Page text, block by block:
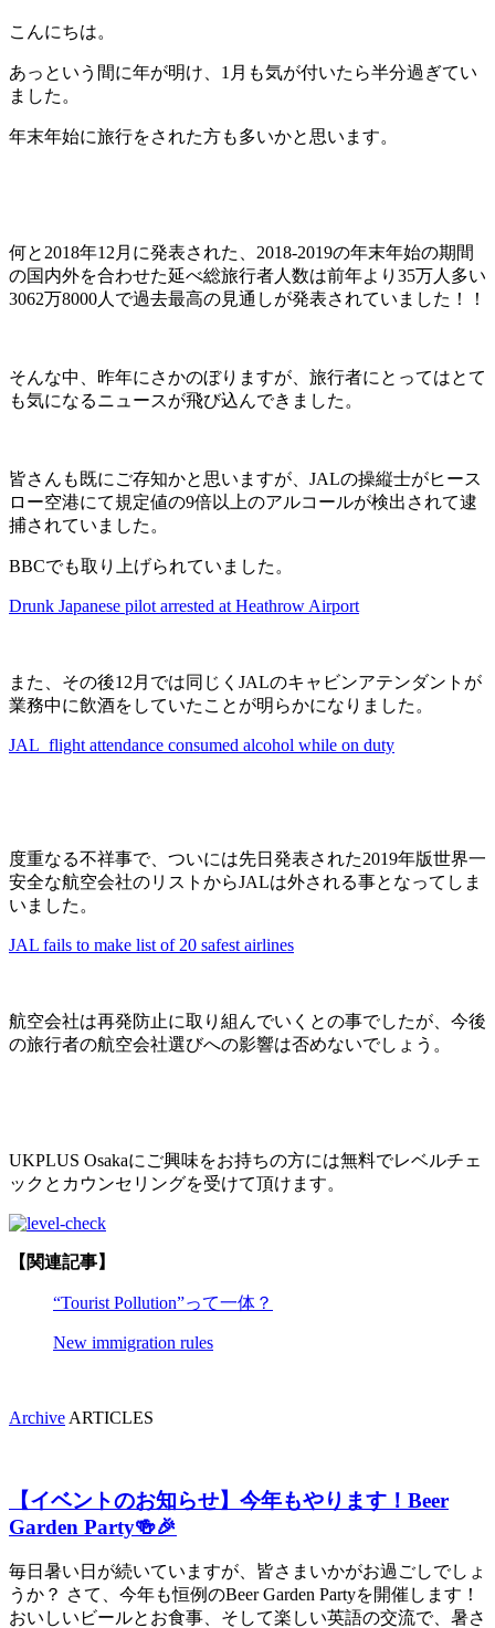
こんにちは。
あっという間に年が明け、1月も気が付いたら半分過ぎてい
ました。
年末年始に旅行をされた方も多いかと思います。
何と2018年12月に発表された、2018-2019の年末年始の期間
の国内外を合わせた延べ総旅行者人数は前年より35万人多い
3062万8000人で過去最高の見通しが発表されていました！！
そんな中、昨年にさかのぼりますが、旅行者にとってはとて
も気になるニュースが飛び込んできました。
皆さんも既にご存知かと思いますが、JALの操縦士がヒース
ロー空港にて規定値の9倍以上のアルコールが検出されて逮
捕されていました。
BBCでも取り上げられていました。
Drunk Japanese pilot arrested at Heathrow Airport
また、その後12月では同じくJALのキャビンアテンダントが
業務中に飲酒をしていたことが明らかになりました。
JAL flight attendance consumed alcohol while on duty
度重なる不祥事で、ついには先日発表された2019年版世界一
安全な航空会社のリストからJALは外される事となってしま
いました。
JAL fails to make list of 20 safest airlines
航空会社は再発防止に取り組んでいくとの事でしたが、今後
の旅行者の航空会社選びへの影響は否めないでしょう。
UKPLUS Osakaにご興味をお持ちの方には無料でレベルチェ
ックとカウンセリングを受けて頂けます。
【関連記事】
“Tourist Pollution”って一体？
New immigration rules
Archive ARTICLES
【イベントのお知らせ】今年もやります！Beer
Garden Party🍻🎉
毎日暑い日が続いていますが、皆さまいかがお過ごしでしょ
うか？ さて、今年も恒例のBeer Garden Partyを開催します！
おいしいビールとお食事、そして楽しい英語の交流で、暑さ